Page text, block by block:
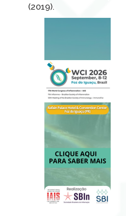
(2019).